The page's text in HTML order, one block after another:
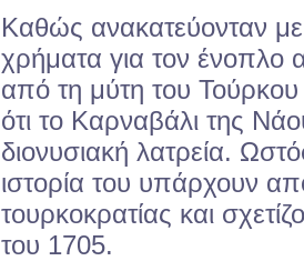
Καθώς ανακατεύονταν
χρήματα για τον ένοπλο
από τη μύτη του
ότι το Καρναβάλι της
διονυσιακή λατρεία.
ιστορία του υπάρχουν
τουρκοκρατίας και
του 1705.